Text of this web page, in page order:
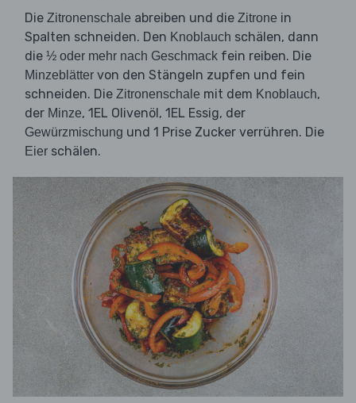
Die Zitronenschale abreiben und die Zitrone in
Spalten schneiden. Den Knoblauch schälen, dann
die ½ oder mehr nach Geschmack fein reiben. Die
Minzeblätter von den Stängeln zupfen und fein
schneiden. Die Zitronenschale mit dem Knoblauch,
der Minze, 1EL Olivenöl, 1EL Essig, der
Gewürzmischung und 1 Prise Zucker verrühren. Die
Eier schälen.